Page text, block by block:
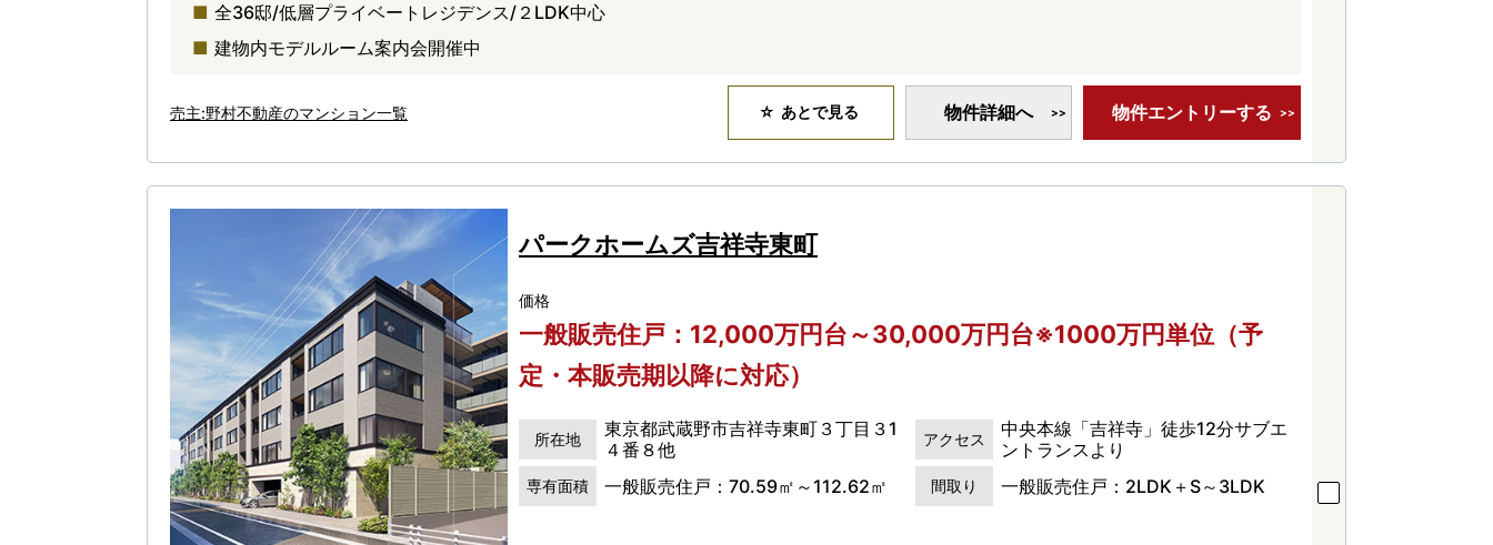
全36邸/低層プライベートレジデンス/２LDK中心
建物内モデルルーム案内会開催中
売主:野村不動産のマンション一覧 あとで見る 物件詳細へ 物件エントリーする
パークホームズ吉祥寺東町
価格
一般販売住戸：12,000万円台～30,000万円台※1000万円単位（予
定・本販売期以降に対応）
所在地
東京都武蔵野市吉祥寺東町３丁目３1
４番８他
アクセス
中央本線「吉祥寺」徒歩12分サブエ
ントランスより
専有面積 一般販売住戸：70.59㎡～112.62㎡ 間取り 一般販売住戸：2LDK＋S～3LDK